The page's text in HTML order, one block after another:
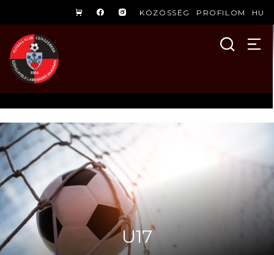
KÖZÖSSÉG PROFILOM HU
U17